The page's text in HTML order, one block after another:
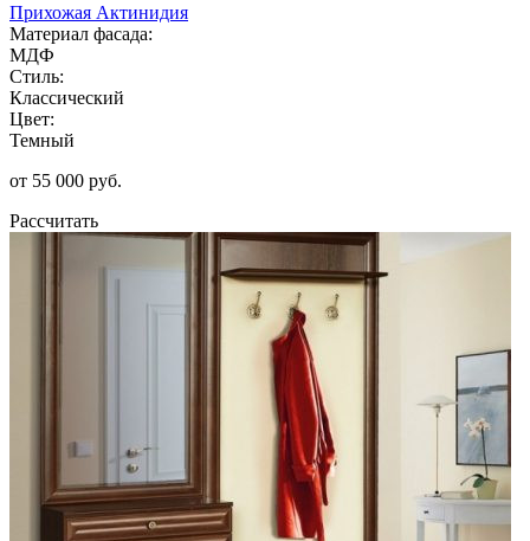
Прихожая Актинидия
Материал фасада:
МДФ
Стиль:
Классический
Цвет:
Темный
от 55 000 руб.
Рассчитать